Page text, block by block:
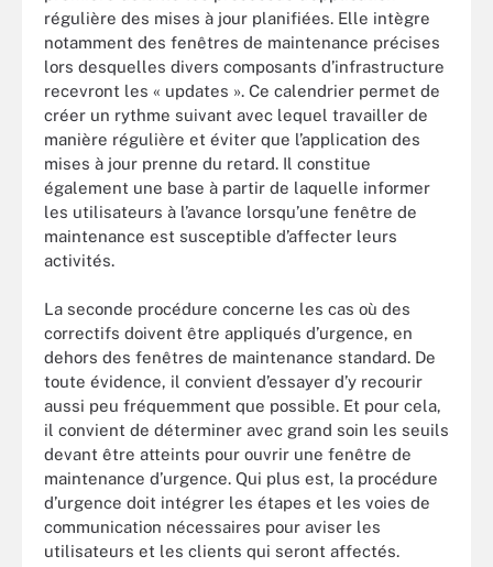
régulière des mises à jour planifiées. Elle intègre
notamment des fenêtres de maintenance précises
lors desquelles divers composants d’infrastructure
recevront les « updates ». Ce calendrier permet de
créer un rythme suivant avec lequel travailler de
manière régulière et éviter que l’application des
mises à jour prenne du retard. Il constitue
également une base à partir de laquelle informer
les utilisateurs à l’avance lorsqu’une fenêtre de
maintenance est susceptible d’affecter leurs
activités.
La seconde procédure concerne les cas où des
correctifs doivent être appliqués d’urgence, en
dehors des fenêtres de maintenance standard. De
toute évidence, il convient d’essayer d’y recourir
aussi peu fréquemment que possible. Et pour cela,
il convient de déterminer avec grand soin les seuils
devant être atteints pour ouvrir une fenêtre de
maintenance d’urgence. Qui plus est, la procédure
d’urgence doit intégrer les étapes et les voies de
communication nécessaires pour aviser les
utilisateurs et les clients qui seront affectés.